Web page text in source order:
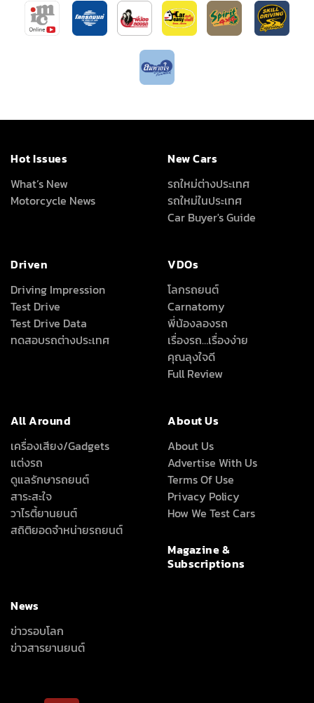
Hot Issues
What’s New
Motorcycle News
New Cars
รถใหม่ต่างประเทศ
รถใหม่ในประเทศ
Car Buyer's Guide
Driven
Driving Impression
Test Drive
Test Drive Data
ทดสอบรถต่างประเทศ
VDOs
โลกรถยนต์
Carnatomy
พี่น้องลองรถ
เรื่องรถ…เรื่องง่าย
คุณลุงใจดี
Full Review
All Around
เครื่องเสียง/Gadgets
แต่งรถ
ดูแลรักษารถยนต์
สาระสะใจ
วาไรตี้ยานยนต์
สถิติยอดจำหน่ายรถยนต์
About Us
About Us
Advertise With Us
Terms Of Use
Privacy Policy
How We Test Cars
Magazine &
Subscriptions
News
ข่าวรอบโลก
ข่าวสารยานยนต์